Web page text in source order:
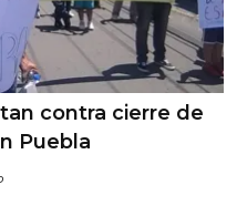
contra cierre de
Puebla